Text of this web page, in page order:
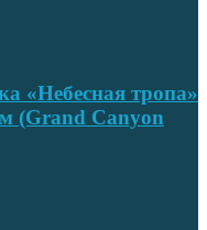
«Небесная тропа»
(Grand Canyon